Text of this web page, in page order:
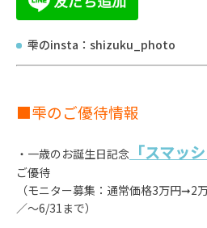
雫のinsta：shizuku_photo
■雫のご優待情報
・一歳のお誕生日記念 「スマッ
ご優待
（モニター募集：通常価格3万円➞2
／～6/31まで）